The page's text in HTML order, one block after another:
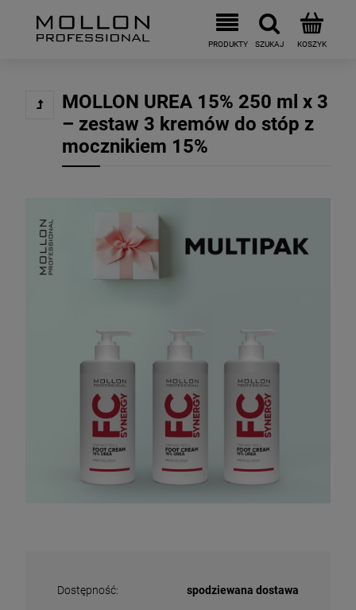
MOLLON UREA 15% 250 ml x 3
– zestaw 3 kremów do stóp z
mocznikiem 15%
Dostępność: spodziewana dostawa